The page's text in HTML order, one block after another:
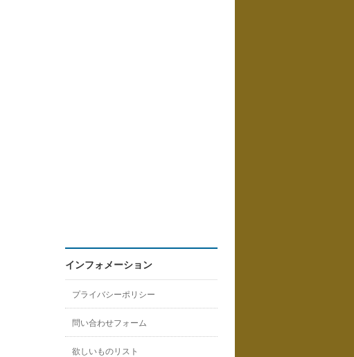
インフォメーション
プライバシーポリシー
問い合わせフォーム
欲しいものリスト